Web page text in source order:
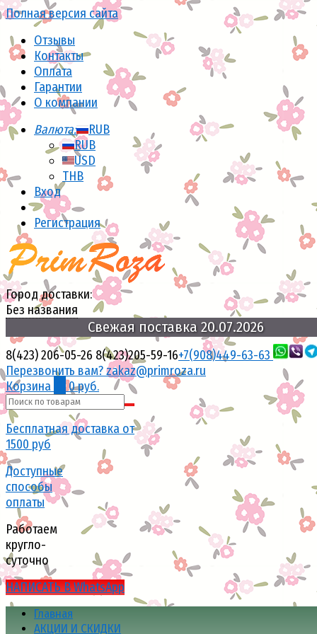
Полная версия сайта
Отзывы
Контакты
Оплата
Гарантии
О компании
Валюта:
RUB
RUB
USD
THB
Вход
Регистрация
Город доставки:
Без названия
Свежая поставка 20.07.2026
8(423) 206-05-26 8(423)205-59-16+7(908)449-63-63
Перезвонить вам?zakaz@primroza.ru
Корзина
0 руб.
Бесплатная доставка от
1500 руб
Доступные
способы
оплаты
Работаем
кругло-
суточно
НАПИСАТЬ В WhatsApp
Главная
АКЦИИ И СКИДКИ